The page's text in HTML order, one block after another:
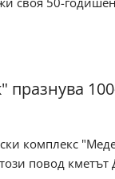
празнува
комплекс
повод